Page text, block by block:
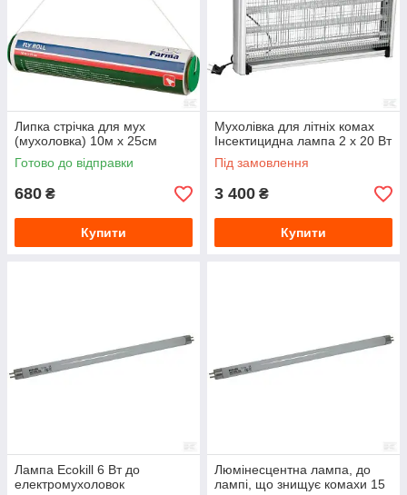
Липка стрічка для мух
(мухоловка) 10м x 25см
Готово до відправки
680 ₴
Купити
Мухолівка для літніх комах
Інсектицидна лампа 2 x 20 Вт
Під замовлення
3 400 ₴
Купити
Лампа Ecokill 6 Вт до
електромухоловок
Люмінесцентна лампа, до
лампі, що знищує комахи 15